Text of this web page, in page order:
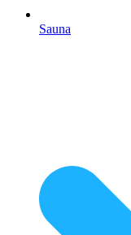
Sauna